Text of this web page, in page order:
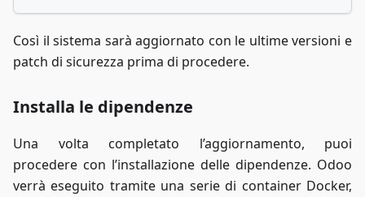
Così il sistema sarà aggiornato con le ultime versioni e
patch di sicurezza prima di procedere.
Installa le dipendenze
Una volta completato l’aggiornamento, puoi
procedere con l’installazione delle dipendenze. Odoo
verrà eseguito tramite una serie di container Docker,